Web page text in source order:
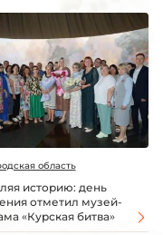
область
историю: день
отметил музей-
«Курская битва»